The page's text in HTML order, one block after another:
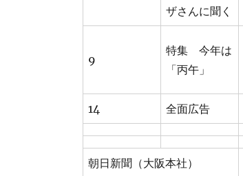
ザさんに聞く
9
特集 今年は
「丙午」
14 全面広告
朝日新聞（大阪本社）